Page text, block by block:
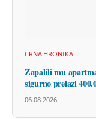
CRNA HRONIKA
Zapalili mu
sigurno prelazi
06.08.2026